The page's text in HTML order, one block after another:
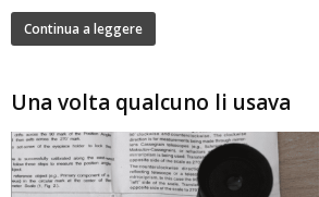
Continua a leggere
Una volta qualcuno li usava